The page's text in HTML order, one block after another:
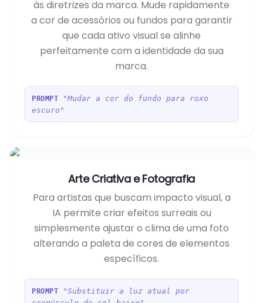
às diretrizes da marca. Mude rapidamente
a cor de acessórios ou fundos para garantir
que cada ativo visual se alinhe
perfeitamente com a identidade da sua
marca.
PROMPT
"Mudar a cor do fundo para roxo
escuro"
Arte Criativa e Fotografia
Para artistas que buscam impacto visual, a
IA permite criar efeitos surreais ou
simplesmente ajustar o clima de uma foto
alterando a paleta de cores de elementos
específicos.
PROMPT
"Substituir a luz atual por